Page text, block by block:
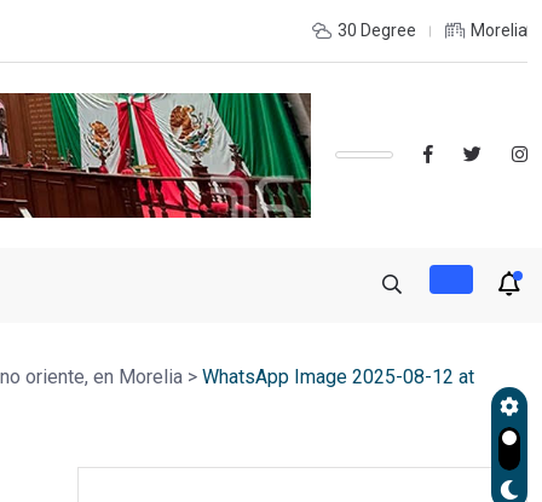
RECONSTRUCCIÓN DEL TEJIDO SOCIAL, INVITA RECTORA
30 Degree Morelia
oriente, en Morelia > WhatsApp Image 2025-08-12 at